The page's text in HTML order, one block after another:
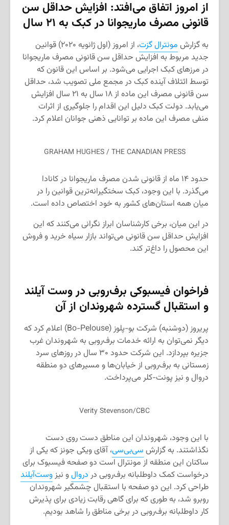
از امروز اتفاق می‌افتد: افزایش حداقل سن
قانونی مصرف ماریجوانا در کبک به ۲۱ سال
به گزارش مونترال گزت
، از امروز (اول ژانویه ۲۰۲۰) قوانین
جدید مربوط به افزایش حداقل سن قانونی مصرف ماریجوانا
در مرزهای کبک اجرایی می‌شود. بر اساس این قانون که
توسط ائتلاف آینده کبک در مجمع ملی تصویب شد، حداقل
سن قانونی مصرف این ماده از ۱۸ سال به ۲۱ سال افزایش
می‌یابد. دولت کبک دلیل این اقدام را جلوگیری از اثرات
منفی مصرف این ماده بر توانایی ذهنی جوانان اعلام کرد.
GRAHAM HUGHES / THE CANADIAN PRESS
حدود ۱۴ ماه از قانونی شدن مصرف ماریجوانا در کانادا
می‌گذرد. با این وجود، کبک سختگیرانه‌ترین قوانین را در
میان همه استان‌های کشور به خود اختصاص داده است.
در این میان، برخی کارشناسان ابراز نگرانی می‌کنند که این
افزایش حداقل سن قانونی می‌تواند بازار سیاه خرید و فروش
این محصول را داغ‌تر کند.
فراخوان فیسبوکی برف‌روبی در وست آیلند
و استقبال گسترده شهروندان از آن
پریروز (دوشنبه) شرکت بو-پلوز (Bo-Pelouse) اعلام کرد که
دیگر نمی‌توان به ارائه خدمات برف‌روبی به شهروندان غرب
جزیره بپردازد. این شرکت حدود ۳۰ سال در روزهای سرد
زمستانی به برف‌روبی از خیابان‌ها و مسیرهای دو منطقه
دروال و نیز پونت-کلر می‌پرداخت.
Verity Stevenson/CBC
با این وجود، شهروندان این مناطق دست روی دست
نگذاشتند. به گزارش سی‌بی‌سی، آقای ویکی جونز که یکی از
ساکنان این منطقه از مونترال است دو صفحه فیسبوک برای
درخواست کمک داوطلبانه برف‌روبی در دروالو نیزوست‌آیلند
طراحی کرد. این دو صفحه با استقبال چشمگیر شهروندان
روبرو شد، به طوری که برای گاهی رقابت زیادی برای پذیرش
کار داوطلبانه برف‌روبی در برخی مناطق را شاهد بودیم.